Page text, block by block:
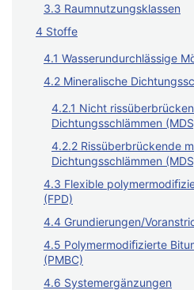
3.3 Raumnutzungsklassen
4 Stoffe
4.1 Wasserundurchlässige
4.2 Mineralische
4.2.1 Nicht
Dichtungsschlämmen
4.2.2 Rissüberbrückende
Dichtungsschlämmen
4.3 Flexible
(FPD)
4.4 Grundierungen/
4.5 Polymermodiﬁzierte
(PMBC)
4.6 Systemergänzungen